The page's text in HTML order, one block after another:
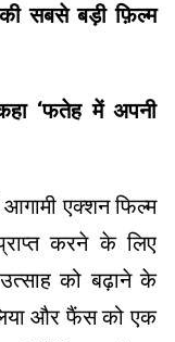
सबसे बड़ी फ़िल्म
‘फतेह में अपनी
एक्शन फिल्म
करने के लिए
को बढ़ाने के
और फैंस को एक